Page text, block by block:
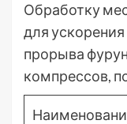
Обработку
для ускорения
прорыва
компрессов,